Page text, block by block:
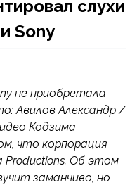
слухи
Sony
не приобретала
Авилов Александр /
Кодзима
что корпорация
Productions. Об этом
заманчиво, но